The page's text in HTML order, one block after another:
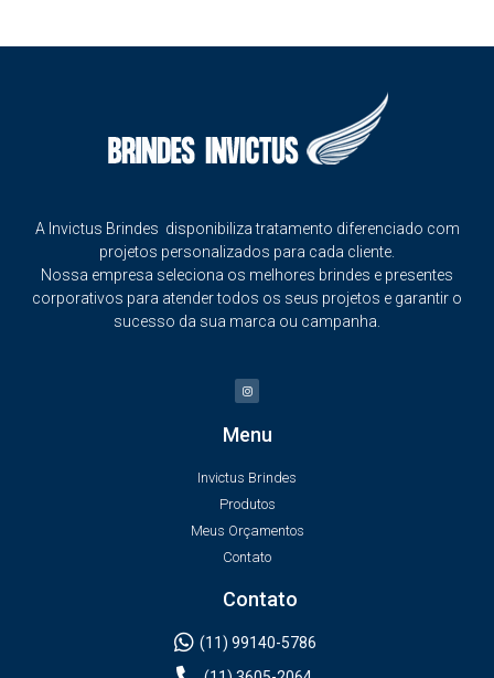
A Invictus Brindes disponibiliza tratamento diferenciado com
projetos personalizados para cada cliente.
Nossa empresa seleciona os melhores brindes e presentes
corporativos para atender todos os seus projetos e garantir o
sucesso da sua marca ou campanha.
Menu
Invictus Brindes
Produtos
Meus Orçamentos
Contato
Contato
(11) 99140-5786